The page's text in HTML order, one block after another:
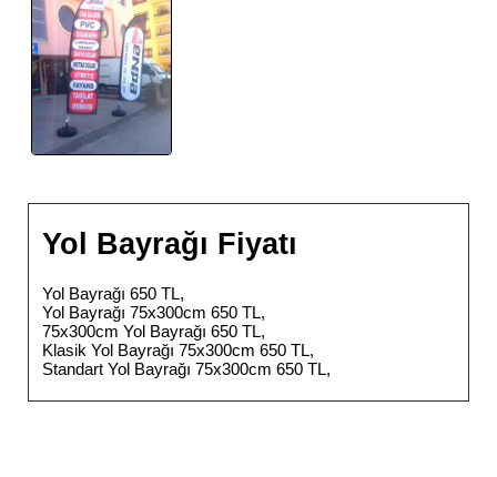
Yol Bayrağı Fiyatı
Yol Bayrağı 650 TL,
Yol Bayrağı 75x300cm 650 TL,
75x300cm Yol Bayrağı 650 TL,
Klasik Yol Bayrağı 75x300cm 650 TL,
Standart Yol Bayrağı 75x300cm 650 TL,